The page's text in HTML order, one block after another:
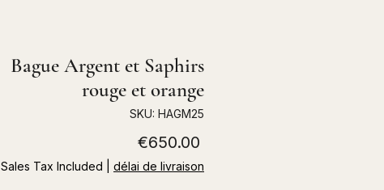
Bague Argent et Saphirs
rouge et orange
SKU: HAGM25
€650.00
Sales Tax Included délai de livraison